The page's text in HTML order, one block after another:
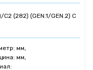
(282) (GEN.1/GEN.2) C
мм,
мм,